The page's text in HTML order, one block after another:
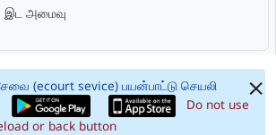
இட அமைவு
(ecourt sevice) பயன்பாட்டு செயலி
Do not use
or back button